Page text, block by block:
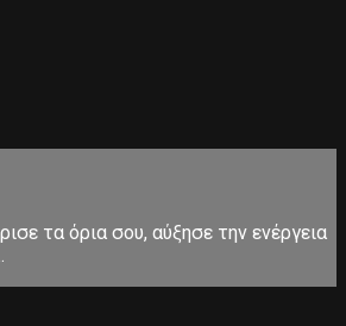
τα όρια σου, αύξησε την ενέργεια